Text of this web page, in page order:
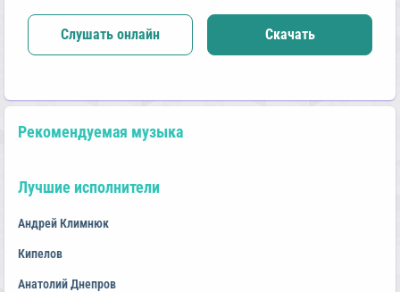
Слушать онлайн Скачать
Рекомендуемая музыка
Лучшие исполнители
Андрей Климнюк
Кипелов
Анатолий Днепров